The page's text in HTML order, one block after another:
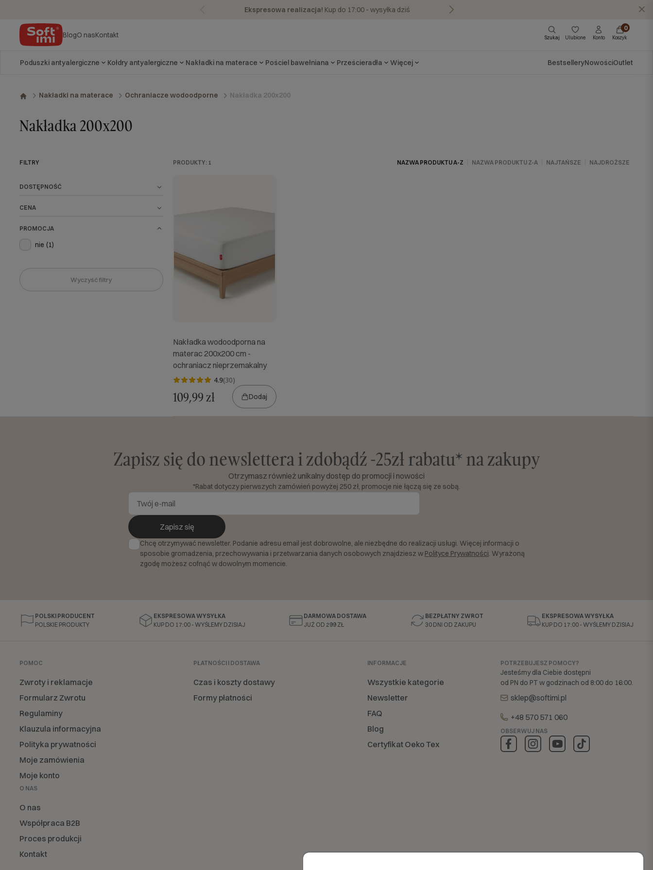
Ekspresowa realizacja! Kup do 17:00 - wysyłka dziś Zadzwoń do nas: 570
X
BlogO nasKontakt Szukaj Ulubione Konto
0
Koszyk
Poduszki antyalergiczne Kołdry antyalergiczne Nakładki na materace Pościel bawełniana Prześcieradła Więcej BestselleryNowościOutlet
Nakładki na materace Ochraniacze wodoodporne Nakładka 200x200
Nakładka 200x200
FILTRY
DOSTĘPNOŚĆ
CENA
PROMOCJA
nie (1)
Wyczyść filtry
PRODUKTY: 1 NAZWA PRODUKTU A-Z NAZWA PRODUKTU Z-A NAJTAŃSZE NAJDROŻSZE
Nakładka wodoodporna na
materac 200x200 cm -
ochraniacz nieprzemakalny
4.9(30)
109,99 zł Dodaj
Zapisz się do newslettera i zdobądź -25zł rabatu* na zakupy
Otrzymasz również unikalny dostęp do promocji i nowości
*Rabat dotyczy pierwszych zamówień powyżej 250 zł, promocje nie łączą się ze sobą.
Zapisz się
Chcę otrzymywać newsletter. Podanie adresu email jest dobrowolne, ale niezbędne do realizacji usługi. Więcej informacji o
sposobie gromadzenia, przechowywania i przetwarzania danych osobowych znajdziesz w Polityce Prywatności. Wyrażoną
zgodę możesz cofnąć w dowolnym momencie.
POLSKI PRODUCENT
POLSKIE PRODUKTY
EKSPRESOWA WYSYŁKA
KUP DO 17:00 - WYŚLEMY DZISIAJ
DARMOWA DOSTAWA
JUŻ OD 299 ZŁ
BEZPŁATNY ZWROT
30 DNI OD ZAKUPU
EKSPRESOWA WYSYŁKA
KUP DO 17:00 - WYŚLEMY DZISIAJ
POMOC
Zwroty i reklamacje
Formularz Zwrotu
Regulaminy
Klauzula informacyjna
Polityka prywatności
Moje zamówienia
Moje konto
PŁATNOŚCI I DOSTAWA
Czas i koszty dostawy
Formy płatności
INFORMACJE
Wszystkie kategorie
Newsletter
FAQ
Blog
Certyfikat Oeko Tex
O NAS
O nas
Współpraca B2B
Proces produkcji
Kontakt
POTRZEBUJESZ POMOCY?
Jesteśmy dla Ciebie dostępni
od PN do PT w godzinach od 8:00 do 16:00.
sklep@softimi.pl
+48 570 571 060
OBSERWUJ NAS